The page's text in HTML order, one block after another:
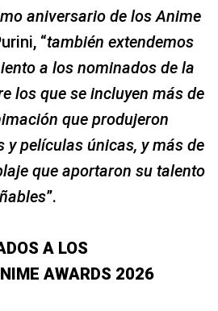
aniversario de los Anime
“también extendemos
a los nominados de la
los que se incluyen más de
que produjeron
y películas únicas, y más de
que aportaron su talento
”.
A LOS
AWARDS 2026